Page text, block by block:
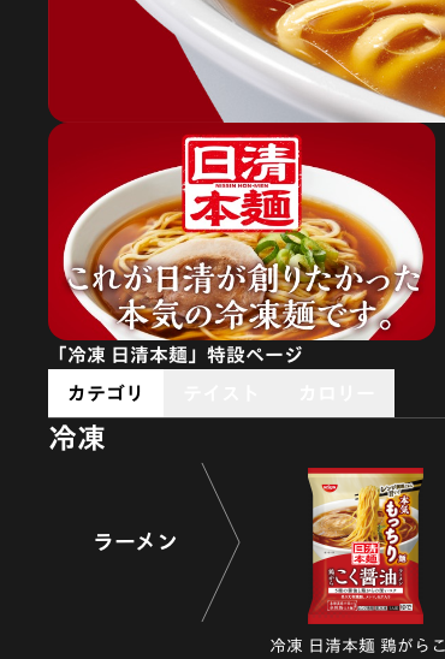
「冷凍 日清本麺」特設ページ
カテゴリ
冷凍
ラーメン
冷凍 日清本麺 鶏がらこ